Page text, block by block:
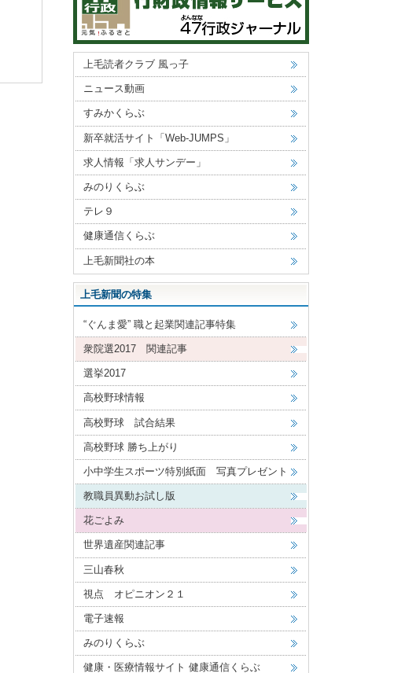
上毛読者クラブ 風っ子
ニュース動画
すみかくらぶ
新卒就活サイト「Web-JUMPS」
求人情報「求人サンデー」
みのりくらぶ
テレ９
健康通信くらぶ
上毛新聞社の本
上毛新聞の特集
“ぐんま愛” 職と起業関連記事特集
衆院選2017 関連記事
選挙2017
高校野球情報
高校野球 試合結果
高校野球 勝ち上がり
小中学生スポーツ特別紙面 写真プレゼント
教職員異動お試し版
花ごよみ
世界遺産関連記事
三山春秋
視点 オピニオン２１
電子速報
みのりくらぶ
健康・医療情報サイト 健康通信くらぶ